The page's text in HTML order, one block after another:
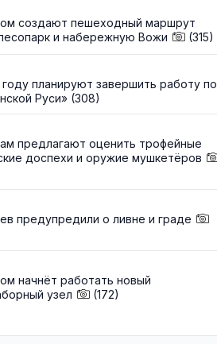
создают пешеходный маршрут
и набережную Вожи
(315)
планируют завершить работу по
Руси» (308)
предлагают оценить трофейные
доспехи и оружие мушкетёров
предупредили о ливне и граде
начнёт работать новый
узел
(172)